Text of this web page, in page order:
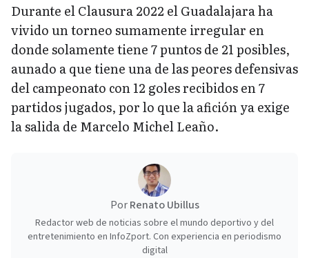
Durante el Clausura 2022 el Guadalajara ha
vivido un torneo sumamente irregular en
donde solamente tiene 7 puntos de 21 posibles,
aunado a que tiene una de las peores defensivas
del campeonato con 12 goles recibidos en 7
partidos jugados, por lo que la afición ya exige
la salida de Marcelo Michel Leaño.
PorRenato Ubillus
Redactor web de noticias sobre el mundo deportivo y del
entretenimiento en InfoZport. Con experiencia en periodismo
digital